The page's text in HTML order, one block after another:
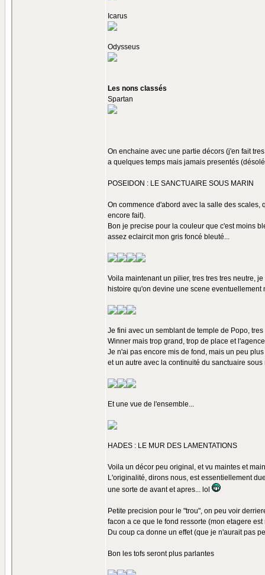
Icarus
Odysseus
Les nons classés
Spartan
On enchaine avec une partie décors (j'en fait
a quelques temps mais jamais presentés
POSEIDON : LE SANCTUAIRE SOUS MARIN
On commence d'abord avec la salle des
encore fait).
Bon je precise pour la couleur que c'est moins
assez eclaircit mon gris foncé bleuté...
Voila maintenant un pilier, tres tres tres neutre,
histoire qu'on devine une scene eventuellement
Je fini avec un semblant de temple de Popo,
Winner mais trop grand, trop de place et
Je n'ai pas encore mis de fond, mais un peu
et un autre avec la continuité du sanctuaire
Et une vue de l'ensemble...
HADES : LE MUR DES LAMENTATIONS
Voila un décor peu original, et vu maintes et
L'originalité, dirons nous, est essentiellement
une sorte de avant et apres... lol
Petite precision pour le "trou", on peu voir
facon a ce que le fond ressorte (mon etagere est
Du coup ca donne un effet (que je n'aurait pas
Bon les tofs seront plus parlantes